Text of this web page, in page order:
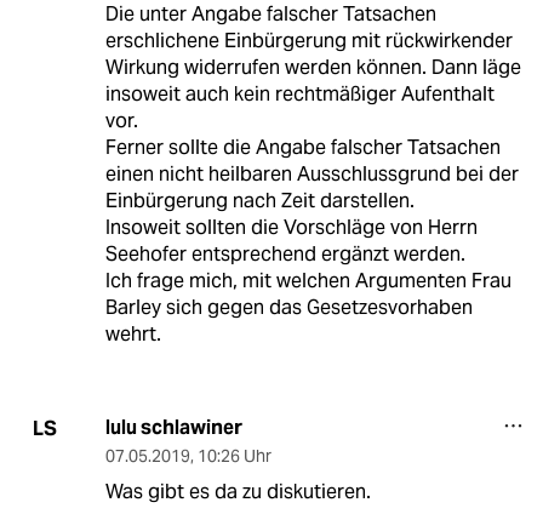
Die unter Angabe falscher Tatsachen
erschlichene Einbürgerung mit rückwirkender
Wirkung widerrufen werden können. Dann läge
insoweit auch kein rechtmäßiger Aufenthalt
vor.
Ferner sollte die Angabe falscher Tatsachen
einen nicht heilbaren Ausschlussgrund bei der
Einbürgerung nach Zeit darstellen.
Insoweit sollten die Vorschläge von Herrn
Seehofer entsprechend ergänzt werden.
Ich frage mich, mit welchen Argumenten Frau
Barley sich gegen das Gesetzesvorhaben
wehrt.
LS lulu schlawiner
07.05.2019, 10:26 Uhr
Was gibt es da zu diskutieren.